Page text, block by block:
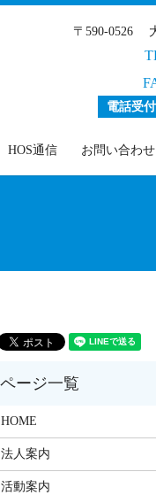
〒590-0526
電話受
HOS通信 お問い合わせ
HOME
法人案内
活動案内